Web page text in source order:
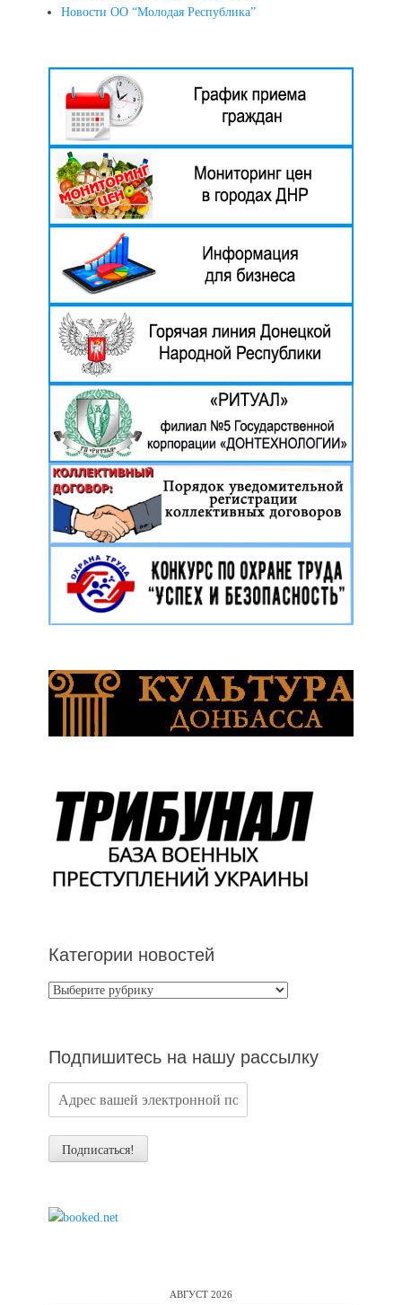
Новости ОО “Молодая Республика”
Категории новостей
Категории
Подпишитесь на нашу рассылку
АВГУСТ 2026